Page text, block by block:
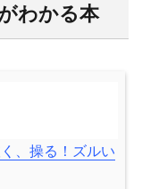
わかる本
、操る！ズルい